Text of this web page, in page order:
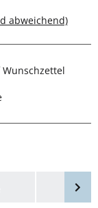
abweichend)
Wunschzettel